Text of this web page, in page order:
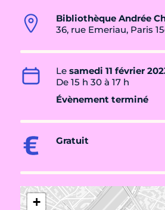
Bibliothèque Andrée
36, rue Emeriau, Paris
Le samedi 11 février
De 15 h 30 à 17 h
Évènement terminé
Gratuit
+